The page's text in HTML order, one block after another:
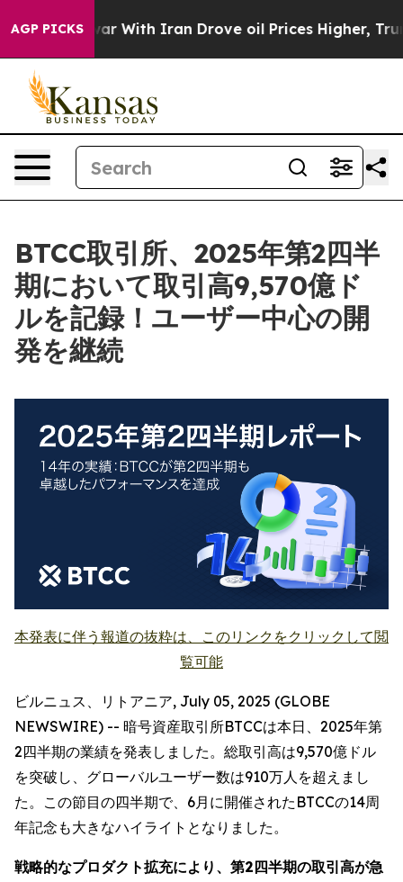
AGP PICKS
As war With Iran Drove oil Prices Higher, Trump
BTCC取引所、2025年第2四半
期において取引高9,570億ド
ルを記録！ユーザー中心の開
発を継続
本発表に伴う報道の抜粋は、このリンクをクリックして閲
覧可能
ビルニュス、リトアニア, July 05, 2025 (GLOBE
NEWSWIRE) -- 暗号資産取引所BTCCは本日、2025年第
2四半期の業績を発表しました。総取引高は9,570億ドル
を突破し、グローバルユーザー数は910万人を超えまし
た。この節目の四半期で、6月に開催されたBTCCの14周
年記念も大きなハイライトとなりました。
戦略的なプロダクト拡充により、第2四半期の取引高が急